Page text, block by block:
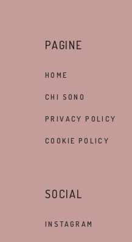
PAGINE
HOME
CHI SONO
PRIVACY POLICY
COOKIE POLICY
SOCIAL
INSTAGRAM